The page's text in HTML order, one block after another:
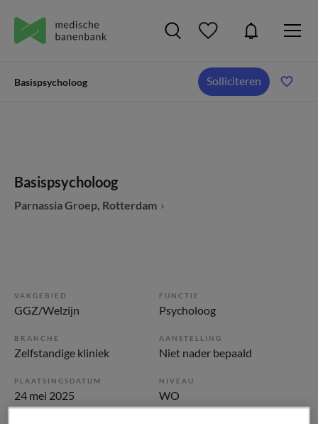
Basispsycholoog Solliciteren
Basispsycholoog
Parnassia Groep, Rotterdam
VAKGEBIED
GGZ/Welzijn
FUNCTIE
Psycholoog
BRANCHE
Zelfstandige kliniek
AANSTELLING
Niet nader bepaald
PLAATSINGSDATUM
24 mei 2025
NIVEAU
WO